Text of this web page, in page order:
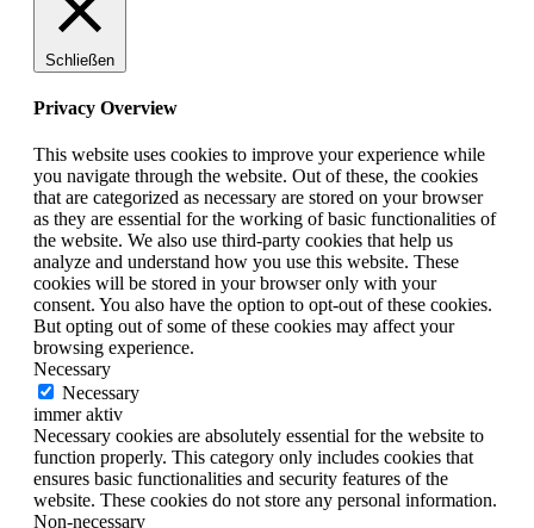
Schließen
Privacy Overview
This website uses cookies to improve your experience while
you navigate through the website. Out of these, the cookies
that are categorized as necessary are stored on your browser
as they are essential for the working of basic functionalities of
the website. We also use third-party cookies that help us
analyze and understand how you use this website. These
cookies will be stored in your browser only with your
consent. You also have the option to opt-out of these cookies.
But opting out of some of these cookies may affect your
browsing experience.
Necessary
Necessary
immer aktiv
Necessary cookies are absolutely essential for the website to
function properly. This category only includes cookies that
ensures basic functionalities and security features of the
website. These cookies do not store any personal information.
Non-necessary